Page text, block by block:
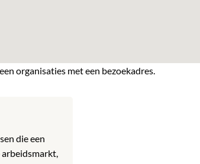
organisaties met een bezoekadres.
die een